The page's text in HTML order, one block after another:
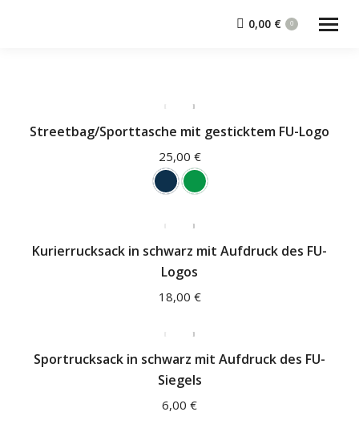
0,00 € 0
Streetbag/Sporttasche mit gesticktem FU-Logo
25,00 €
Kurierrucksack in schwarz mit Aufdruck des FU-
Logos
18,00 €
Sportrucksack in schwarz mit Aufdruck des FU-
Siegels
6,00 €